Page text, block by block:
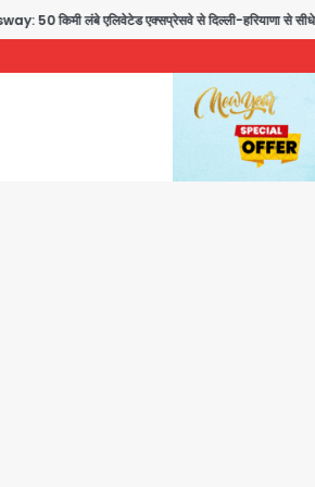
एक्सप्रेसवे से दिल्ली-हरियाणा से सीधे जुड़ेगा नोएडा